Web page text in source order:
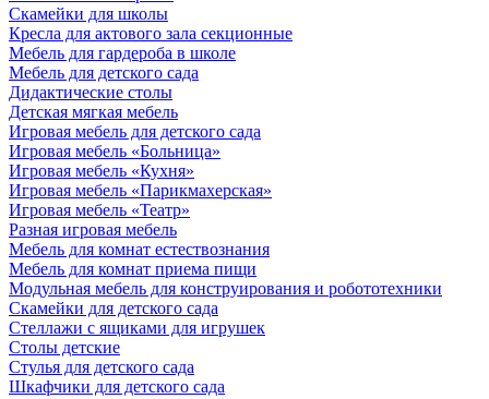
Скамейки для школы
Кресла для актового зала секционные
Мебель для гардероба в школе
Мебель для детского сада
Дидактические столы
Детская мягкая мебель
Игровая мебель для детского сада
Игровая мебель «Больница»
Игровая мебель «Кухня»
Игровая мебель «Парикмахерская»
Игровая мебель «Театр»
Разная игровая мебель
Мебель для комнат естествознания
Мебель для комнат приема пищи
Модульная мебель для конструирования и робототехники
Скамейки для детского сада
Стеллажи с ящиками для игрушек
Столы детские
Стулья для детского сада
Шкафчики для детского сада